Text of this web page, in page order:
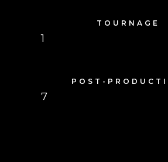
TOURNAGE
1
POST-
7